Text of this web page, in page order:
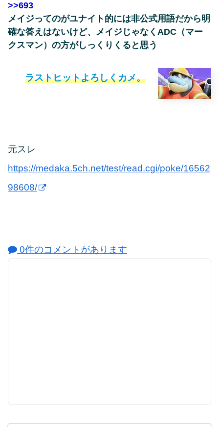
>>693
メイジってのがユナイト的には非公式用語だから明
確な答えはないけど、メイジじゃなくADC（マー
クスマン）の方がしっくりくると思う
ラストヒットよろしくカメ。
元スレ
https://medaka.5ch.net/test/read.cgi/poke/16562
98608/
0件のコメントがあります